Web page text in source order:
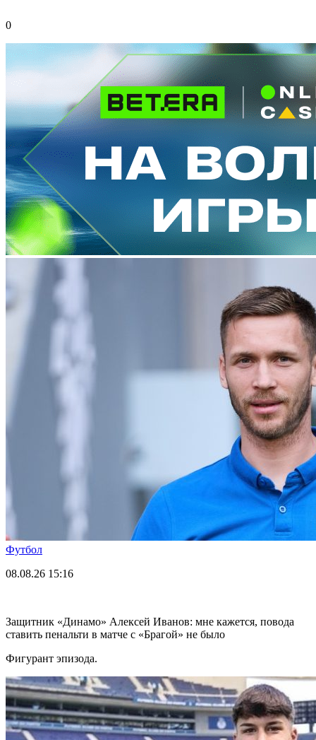
0
Футбол
08.08.26 15:16
Защитник «Динамо» Алексей Иванов: мне кажется, повода
ставить пенальти в матче с «Брагой» не было
Фигурант эпизода.